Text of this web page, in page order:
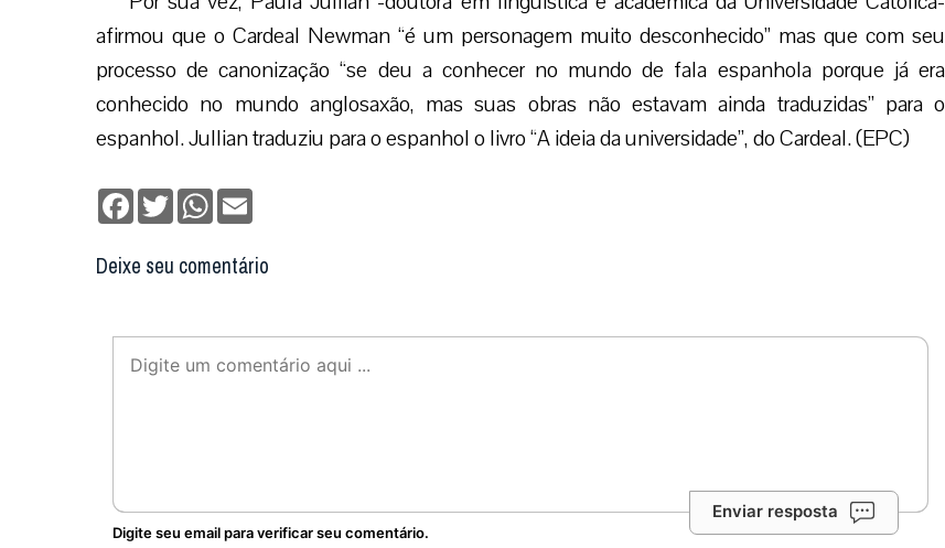
afirmou que o Cardeal Newman “é um personagem muito desconhecido” mas que com seu
processo de canonização “se deu a conhecer no mundo de fala espanhola porque já era
conhecido no mundo anglosaxão, mas suas obras não estavam ainda traduzidas” para o
espanhol. Jullian traduziu para o espanhol o livro “A ideia da universidade”, do Cardeal. (EPC)
Facebook
TwitterWhatsApp
Deixe seu comentário
Enviar resposta
Digite seu email para verificar seu comentário.